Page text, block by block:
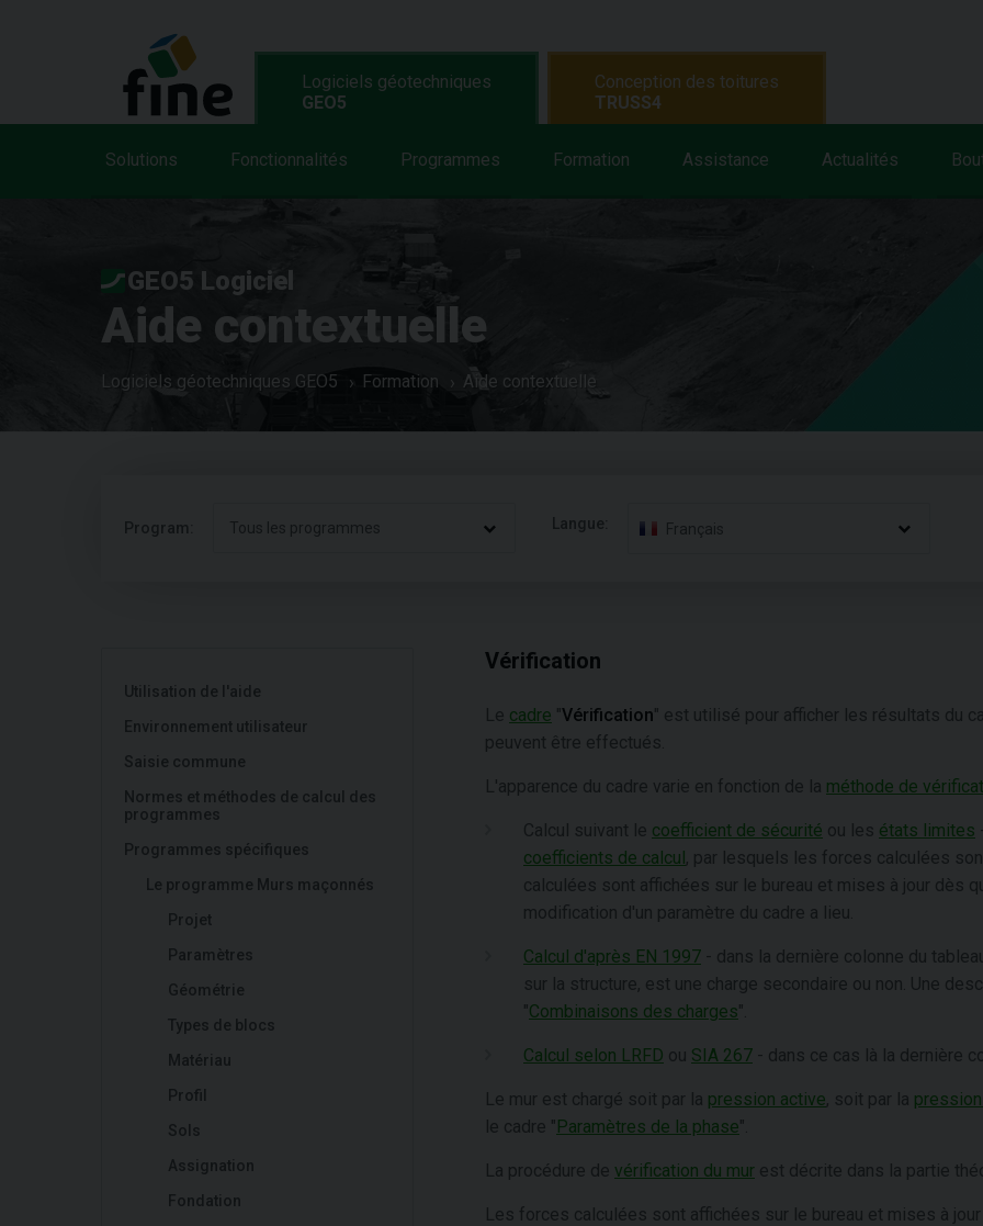
Logiciels géotechniques
GEO5
Solutions Fonctionnalités Programmes Formation Assistance Actualités
Conception des toitures
TRUSS4
GEO5 Logiciel
Aide contextuelle
Logiciels géotechniques GEO5 Formation Aide contextuelle
Program: Tous les programmes Langue: Français
Utilisation de l'aide
Environnement utilisateur
Saisie commune
Normes et méthodes de calcul des
programmes
Programmes spécifiques
Le programme Murs maçonnés
Projet
Paramètres
Géométrie
Types de blocs
Matériau
Profil
Sols
Assignation
Fondation
Vérification
Le cadre "Vérification" est utilisé pour afficher les résultats du
peuvent être effectués.
L'apparence du cadre varie en fonction de la méthode de
Calcul suivant le coefficient de sécurité ou les états limites
coefficients de calcul, par lesquels les forces calculées
calculées sont affichées sur le bureau et mises à jour dès
modification d'un paramètre du cadre a lieu.
Calcul d'après EN 1997 - dans la dernière colonne du
sur la structure, est une charge secondaire ou non. Une
"Combinaisons des charges".
Calcul selon LRFD ou SIA 267 - dans ce cas là la dernière
Le mur est chargé soit par la pression active, soit par la
le cadre "Paramètres de la phase".
La procédure de vérification du mur est décrite dans la partie
Les forces calculées sont affichées sur le bureau et mises à